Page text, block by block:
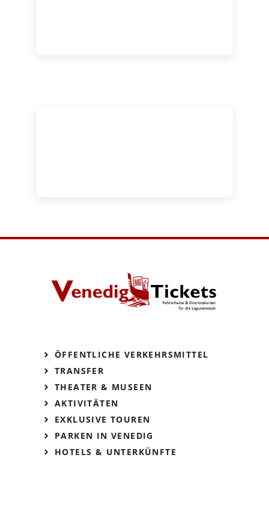
ÖFFENTLICHE VERKEHRSMITTEL
TRANSFER
THEATER & MUSEEN
AKTIVITÄTEN
EXKLUSIVE TOUREN
PARKEN IN VENEDIG
HOTELS & UNTERKÜNFTE